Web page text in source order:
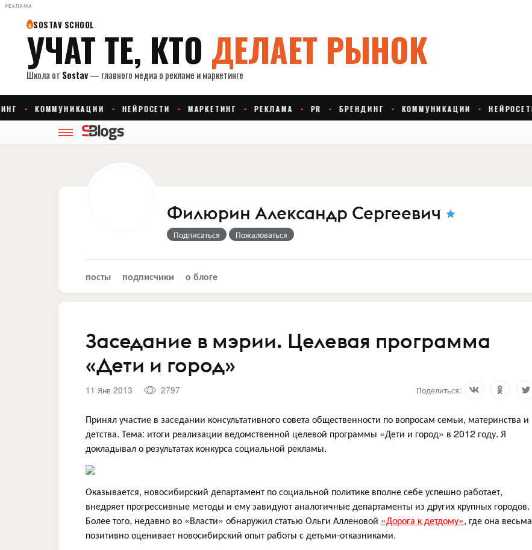
РЕКЛАМА
Филюрин Александр Сергеевич
Подписаться Пожаловаться
посты подписчики о блоге
Заседание в мэрии. Целевая программа
«Дети и город»
11 Янв 2013 2797 Поделиться:
Принял участие в заседании консультативного совета общественности по вопросам семьи, материнства и
детства. Тема: итоги реализации ведомственной целевой программы «Дети и город» в 2012 году. Я
докладывал о результатах конкурса социальной рекламы.
Оказывается, новосибирский департамент по социальной политике вполне себе успешно работает,
внедряет прогрессивные методы и ему завидуют аналогичные департаменты из других крупных городов.
Более того, недавно во «Власти» обнаружил статью Ольги Алленовой «Дорога к детдому», где она весьма
позитивно оценивает новосибирский опыт работы с детьми-отказниками.